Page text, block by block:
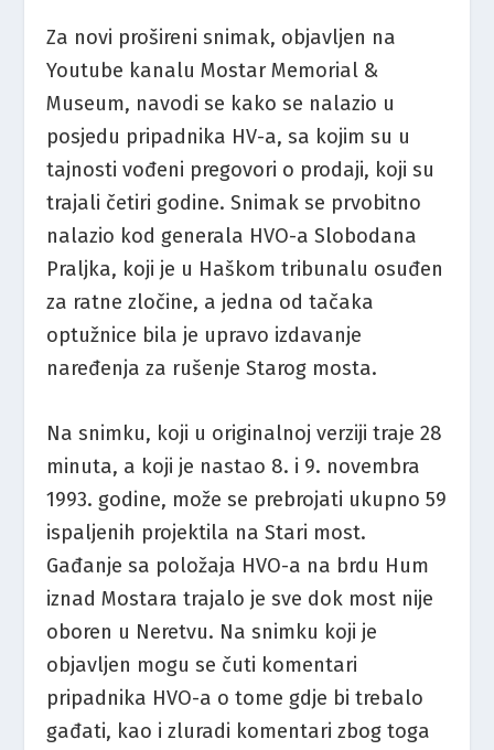
Za novi prošireni snimak, objavljen na
Youtube kanalu Mostar Memorial &
Museum, navodi se kako se nalazio u
posjedu pripadnika HV-a, sa kojim su u
tajnosti vođeni pregovori o prodaji, koji su
trajali četiri godine. Snimak se prvobitno
nalazio kod generala HVO-a Slobodana
Praljka, koji je u Haškom tribunalu osuđen
za ratne zločine, a jedna od tačaka
optužnice bila je upravo izdavanje
naređenja za rušenje Starog mosta.
Na snimku, koji u originalnoj verziji traje 28
minuta, a koji je nastao 8. i 9. novembra
1993. godine, može se prebrojati ukupno 59
ispaljenih projektila na Stari most.
Gađanje sa položaja HVO-a na brdu Hum
iznad Mostara trajalo je sve dok most nije
oboren u Neretvu. Na snimku koji je
objavljen mogu se čuti komentari
pripadnika HVO-a o tome gdje bi trebalo
gađati, kao i zluradi komentari zbog toga